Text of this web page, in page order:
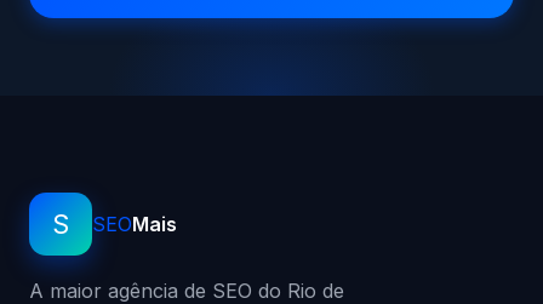
S SEOMais
A maior agência de SEO do Rio de